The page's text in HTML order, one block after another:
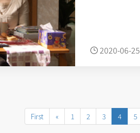
2020-06-25
First « 1 2 3 4 5